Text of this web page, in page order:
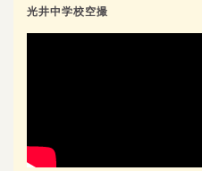
光井中学校空撮